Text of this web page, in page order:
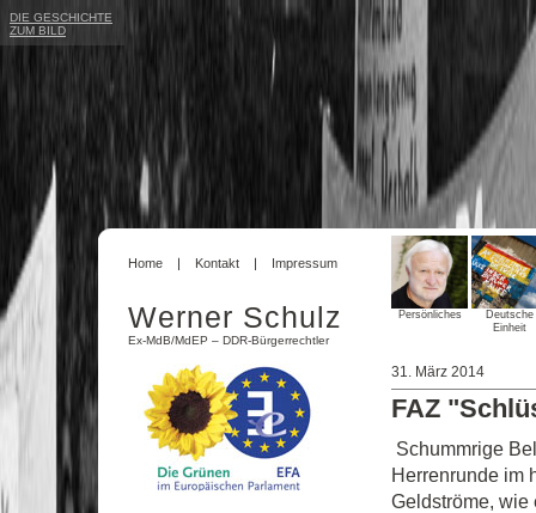
31. März 2014
FAZ
Schummrige
Herrenrunde im
Geldströme, wie
Home Kontakt Impressum
Werner Schulz
Ex-MdB/MdEP – DDR-Bürgerrechtler
Persönliches
Deutsche
Einheit
DIE GESCHICHTE
ZUM BILD